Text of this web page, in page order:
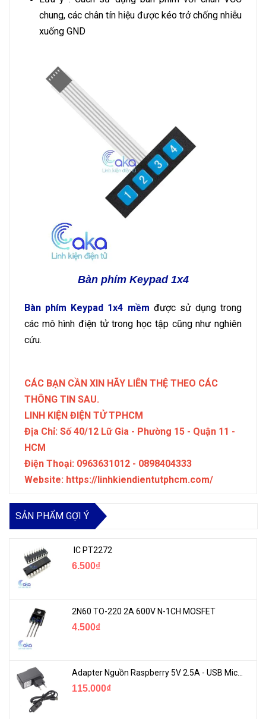
chung, các chân tín hiệu được kéo trở chống nhiễu
xuống GND
Bàn phím Keypad 1x4
Bàn phím Keypad 1x4 mềm được sử dụng trong
các mô hình điện tử trong học tập cũng như nghiên
cứu.
CÁC BẠN CẦN XIN HÃY LIÊN THỆ THEO CÁC
THÔNG TIN SAU.
LINH KIỆN ĐIỆN TỬ TPHCM
Địa Chỉ: Số 40/12 Lữ Gia - Phường 15 - Quận 11 -
HCM
Điện Thoại: 0963631012 - 0898404333
Website: https://linhkiendientutphcm.com/
SẢN PHẨM GỢI Ý
IC PT2272
6.500₫
2N60 TO-220 2A 600V N-1CH MOSFET
4.500₫
115.000₫